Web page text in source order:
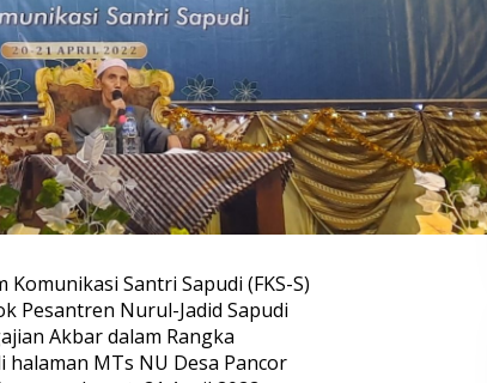
Komunikasi Santri Sapudi (FKS-S)
Pesantren Nurul-Jadid Sapudi
Akbar dalam Rangka
MTs NU Desa Pancor